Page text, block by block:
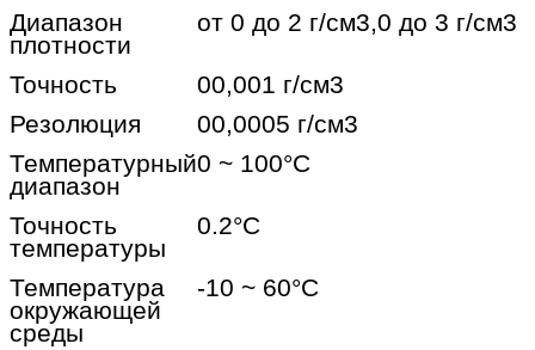
Диапазон
плотности
от 0 до 2 г/см3,0 до 3 г/см3
Точность
00,001 г/см3
Резолюция
00,0005 г/см3
Температурный
диапазон
0 ~ 100°C
Точность
температуры
0.2°C
Температура
окружающей
среды
-10 ~ 60°C